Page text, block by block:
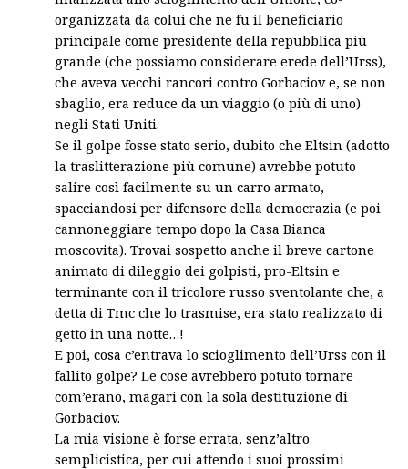
organizzata da colui che ne fu il beneficiario
principale come presidente della repubblica più
grande (che possiamo considerare erede dell’Urss),
che aveva vecchi rancori contro Gorbaciov e, se non
sbaglio, era reduce da un viaggio (o più di uno)
negli Stati Uniti.
Se il golpe fosse stato serio, dubito che Eltsin (adotto
la traslitterazione più comune) avrebbe potuto
salire così facilmente su un carro armato,
spacciandosi per difensore della democrazia (e poi
cannoneggiare tempo dopo la Casa Bianca
moscovita). Trovai sospetto anche il breve cartone
animato di dileggio dei golpisti, pro-Eltsin e
terminante con il tricolore russo sventolante che, a
detta di Tmc che lo trasmise, era stato realizzato di
getto in una notte…!
E poi, cosa c’entrava lo scioglimento dell’Urss con il
fallito golpe? Le cose avrebbero potuto tornare
com’erano, magari con la sola destituzione di
Gorbaciov.
La mia visione è forse errata, senz’altro
semplicistica, per cui attendo i suoi prossimi